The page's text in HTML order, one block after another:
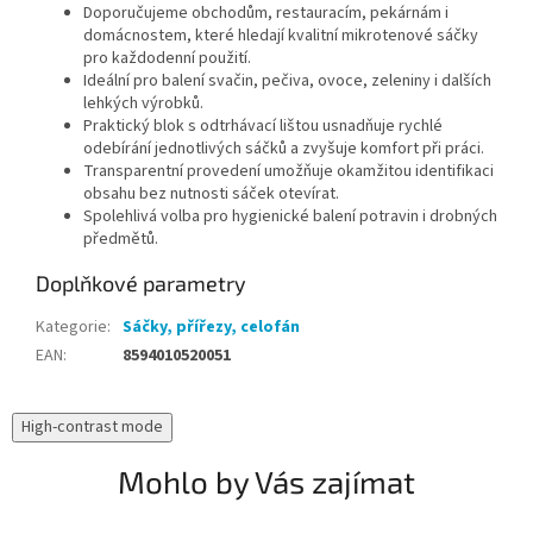
Doporučujeme obchodům, restauracím, pekárnám i
domácnostem, které hledají kvalitní mikrotenové sáčky
pro každodenní použití.
Ideální pro balení svačin, pečiva, ovoce, zeleniny i dalších
lehkých výrobků.
Praktický blok s odtrhávací lištou usnadňuje rychlé
odebírání jednotlivých sáčků a zvyšuje komfort při práci.
Transparentní provedení umožňuje okamžitou identifikaci
obsahu bez nutnosti sáček otevírat.
Spolehlivá volba pro hygienické balení potravin i drobných
předmětů.
Doplňkové parametry
Kategorie: Sáčky, přířezy, celofán
EAN: 8594010520051
High-contrast mode
Mohlo by Vás zajímat